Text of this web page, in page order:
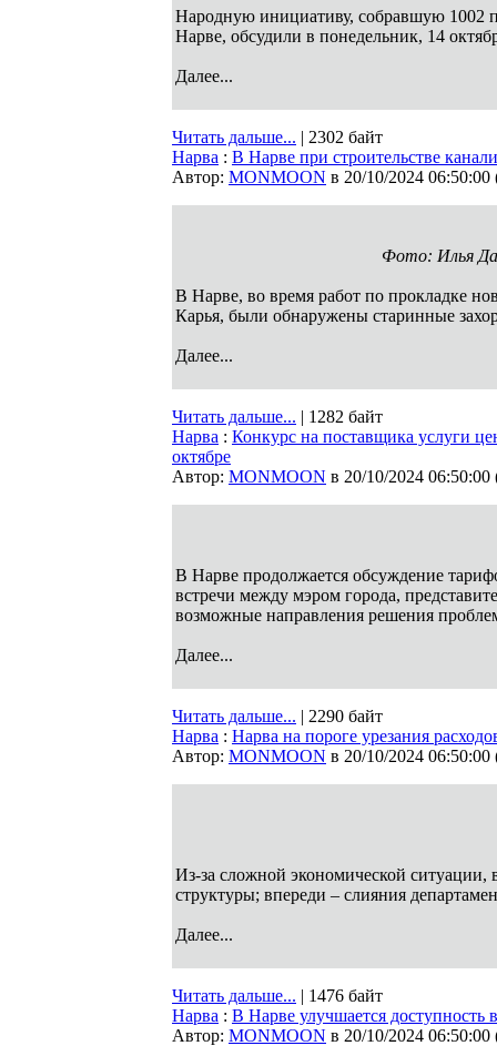
Народную инициативу, собравшую 1002
Нарве, обсудили в понедельник, 14
Далее...
Читать дальше... | 2302 байт
Нарва : В Нарве при строительстве
Автор: MONMOON в 20/10/2024 06:50:00
Фото: Илья
В Нарве, во время работ по прокладке
Карья, были обнаружены старинные
Далее...
Читать дальше... | 1282 байт
Нарва : Конкурс на поставщика услуги
октябре
Автор: MONMOON в 20/10/2024 06:50:00
В Нарве продолжается обсуждение
встречи между мэром города,
возможные направления решения
Далее...
Читать дальше... | 2290 байт
Нарва : Нарва на пороге урезания
Автор: MONMOON в 20/10/2024 06:50:00
Из-за сложной экономической
структуры; впереди – слияния
Далее...
Читать дальше... | 1476 байт
Нарва : В Нарве улучшается доступность
Автор: MONMOON в 20/10/2024 06:50:00